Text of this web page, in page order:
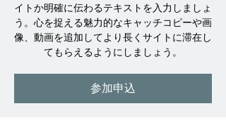
イトか明確に伝わるテキストを入力しましょ
う。心を捉える魅力的なキャッチコピーや画
像、動画を追加してより長くサイトに滞在し
てもらえるようにしましょう。
参加申込